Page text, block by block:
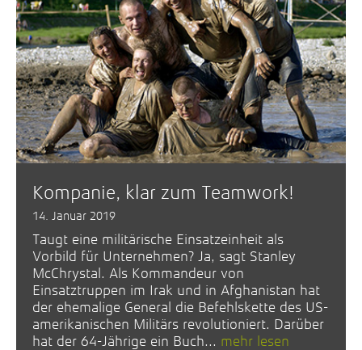
Kompanie, klar zum Teamwork!
14. Januar 2019
Taugt eine militärische Einsatzeinheit als
Vorbild für Unternehmen? Ja, sagt Stanley
McChrystal. Als Kommandeur von
Einsatztruppen im Irak und in Afghanistan hat
der ehemalige General die Befehlskette des US-
amerikanischen Militärs revolutioniert. Darüber
hat der 64-Jährige ein Buch... mehr lesen